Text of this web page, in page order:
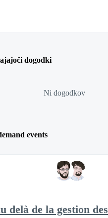
dogodki
Ni dogodkov
events
delà de la gestion des